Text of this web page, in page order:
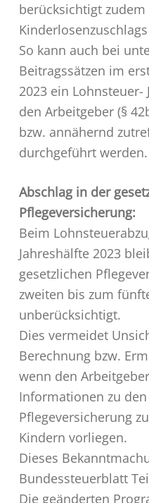
berücksichtigt
So kann auch bei
Beitragssätzen im
2023 ein Lohnsteuer-
den Arbeitgeber (§
bzw. annähernd
durchgeführt werden.
Abschlag in der
Pflegeversicherung:
Beim
Jahreshälfte 2023
gesetzlichen
zweiten bis zum
unberücksichtigt.
Dies vermeidet
Berechnung bzw.
wenn den
Informationen zu
Pflegeversicherung
Kindern vorliegen.
Dieses
Bundessteuerblatt
Die geänderten